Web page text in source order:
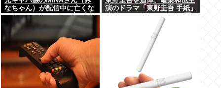
なちゃん）が配信中に亡くな
ったのではないかとX上で話
題に（※動画あり）
演のドラマ「東野圭吾 手紙」
放送 TVerでリアルタイム配